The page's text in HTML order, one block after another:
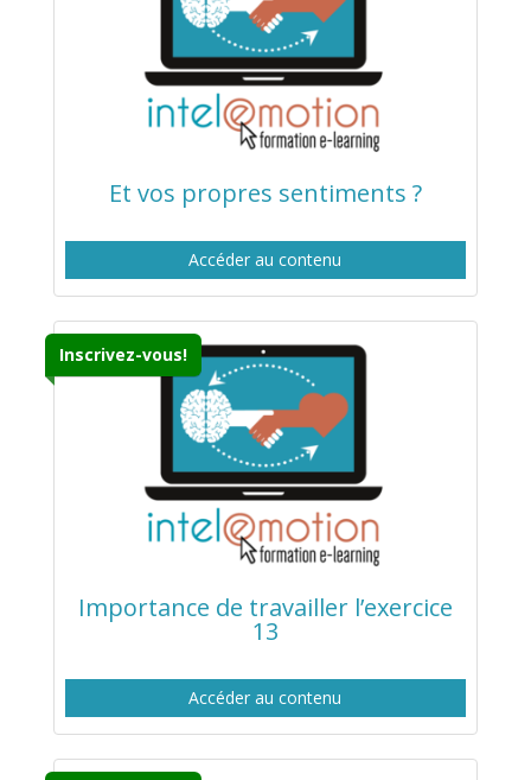
Et vos propres sentiments ?
Accéder au contenu
Inscrivez-vous!
Importance de travailler l’exercice
13
Accéder au contenu